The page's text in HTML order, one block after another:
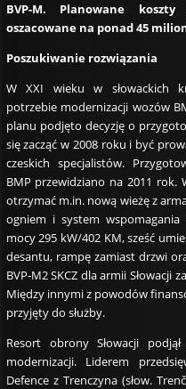
BVP-M. Planowane
oszacowane na ponad 45
Poszukiwanie rozwiązania
W XXI wieku w słowackich
potrzebie modernizacji wozów
planu podjęto decyzję o
się zacząć w 2008 roku i być
czeskich specjalistów.
BMP przewidziano na 2011 rok.
otrzymać m.in. nową wieżę z
ogniem i system wspomagania
mocy 295 kW/402 KM, sześć
desantu, rampę zamiast drzwi
BVP-M2 SKCZ dla armii
Między innymi z powodów
przyjęty do służby.
Resort obrony Słowacji
modernizacji. Liderem
Defence z Trenczyna (słow.